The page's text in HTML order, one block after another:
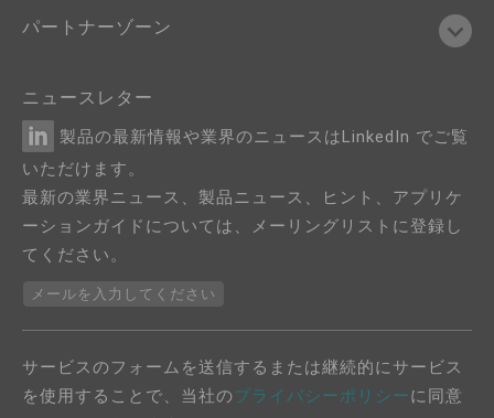
パートナーゾーン
ニュースレター
製品の最新情報や業界のニュースはLinkedIn でご覧
いただけます。
最新の業界ニュース、製品ニュース、ヒント、アプリケ
ーションガイドについては、メーリングリストに登録し
てください。
メールを入力してください
サービスのフォームを送信するまたは継続的にサービス
を使用することで、当社のプライバシーポリシーに同意